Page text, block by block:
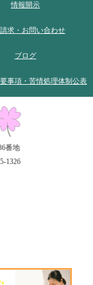
情報開示
求・お問い合わせ
ブログ
事項・苦情処理体制公表
番地
1326